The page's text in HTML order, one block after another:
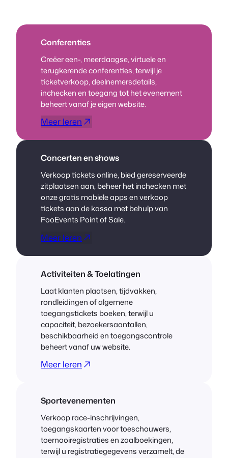
Conferenties
Creëer een-, meerdaagse, virtuele en
terugkerende conferenties, terwijl je
ticketverkoop, deelnemersdetails,
inchecken en toegang tot het evenement
beheert vanaf je eigen website.
Meer leren
Concerten en shows
Verkoop tickets online, bied gereserveerde
zitplaatsen aan, beheer het inchecken met
onze gratis mobiele apps en verkoop
tickets aan de kassa met behulp van
FooEvents Point of Sale.
Meer leren
Activiteiten & Toelatingen
Laat klanten plaatsen, tijdvakken,
rondleidingen of algemene
toegangstickets boeken, terwijl u
capaciteit, bezoekersaantallen,
beschikbaarheid en toegangscontrole
beheert vanaf uw website.
Meer leren
Sportevenementen
Verkoop race-inschrijvingen,
toegangskaarten voor toeschouwers,
toernooiregistraties en zaalboekingen,
terwijl u registratiegegevens verzamelt, de